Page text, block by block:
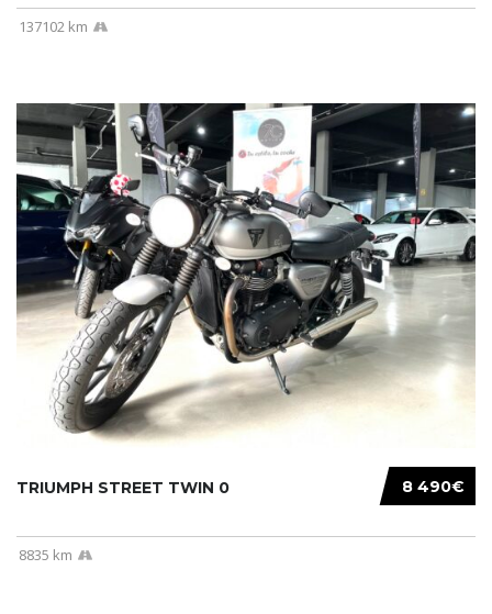
137102 km
8 490€
TRIUMPH STREET TWIN 0
8835 km